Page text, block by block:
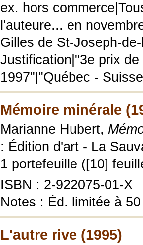
ex. hors
l'auteure... en
Gilles de St-Joseph-
Justification|"3e prix
1997"|"Québec -
Mémoire minérale
Marianne Hubert,
: Édition d'art - La
1 portefeuille ([10]
ISBN : 2-922075-01-X
Notes : Éd. limitée à
L'autre rive (1995)